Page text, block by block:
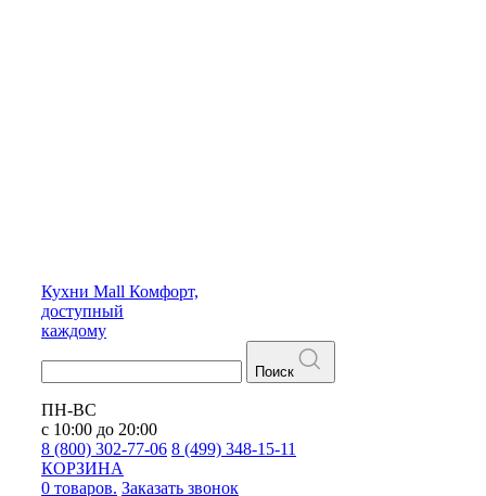
Кухни Mall Комфорт,
доступный
каждому
Поиск
ПН-ВС
с 10:00 до 20:00
8 (800) 302-77-06 8 (499) 348-15-11
КОРЗИНА
0 товаров. Заказать звонок